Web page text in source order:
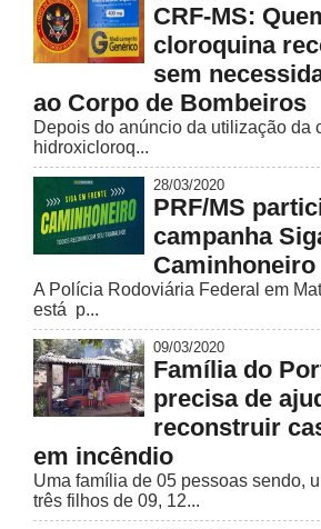
CRF-MS:
cloroquina
sem
ao Corpo de Bombeiros
Depois do anúncio da utilização da
hidroxicloroq...
28/03/2020
PRF/MS
campanha
Caminhoneiro
A Polícia Rodoviária Federal em
está p...
09/03/2020
Família do
precisa de
reconstruir
em incêndio
Uma família de 05 pessoas sendo,
três filhos de 09, 12...